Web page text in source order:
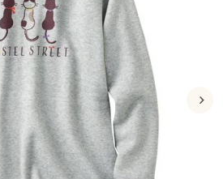
リック
服
リック
ト
着
服
下着